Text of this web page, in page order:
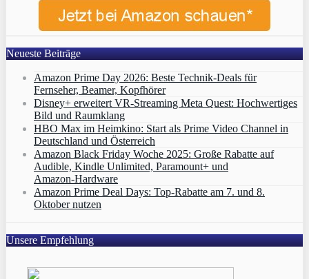
Neueste Beiträge
Amazon Prime Day 2026: Beste Technik-Deals für
Fernseher, Beamer, Kopfhörer
Disney+ erweitert VR‑Streaming Meta Quest: Hochwertiges
Bild und Raumklang
HBO Max im Heimkino: Start als Prime Video Channel in
Deutschland und Österreich
Amazon Black Friday Woche 2025: Große Rabatte auf
Audible, Kindle Unlimited, Paramount+ und
Amazon‑Hardware
Amazon Prime Deal Days: Top-Rabatte am 7. und 8.
Oktober nutzen
Unsere Empfehlung